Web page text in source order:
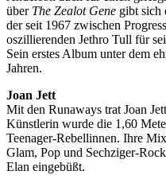
über The Zealot Gene gibt sich
der seit 1967 zwischen
oszillierenden Jethro Tull für
Sein erstes Album unter dem
Jahren.
Joan Jett
Mit den Runaways trat Joan
Künstlerin wurde die 1,60
Teenager-Rebellinnen. Ihre
Glam, Pop und Sechziger-
Elan eingebüßt.